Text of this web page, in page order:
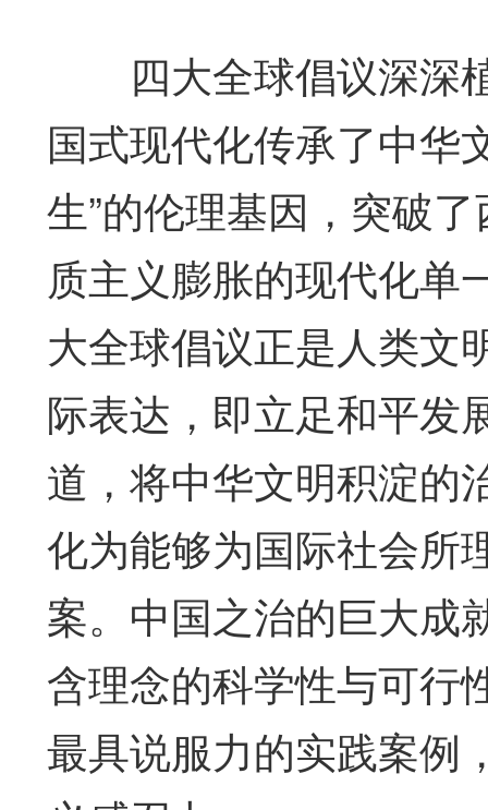
四大全球倡议深深
国式现代化传承了中华
生”的伦理基因，突破
质主义膨胀的现代化单
大全球倡议正是人类文
际表达，即立足和平发
道，将中华文明积淀的
化为能够为国际社会所
案。中国之治的巨大成
含理念的科学性与可行
最具说服力的实践案例